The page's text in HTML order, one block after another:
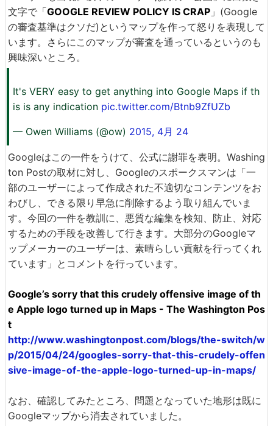
文字で「GOOGLE REVIEW POLICY IS CRAP 」(Google
の審査基準はクソだ)というマップを作って怒りを表現して
います。さらにこのマップが審査を通っているというのも
興味深いところ。
It's VERY easy to get anything into Google Maps if th
is is any indication pic.twitter.com/Btnb9ZfUZb
— Owen Williams (@ow) 2015, 4月 24
Googleはこの一件をうけて、公式に謝罪を表明。Washing
ton Postの取材に対し、Googleのスポークスマンは「一
部のユーザーによって作成された不適切なコンテンツをお
わびし、できる限り早急に削除するよう取り組んでいま
す。今回の一件を教訓に、悪質な編集を検知、防止、対応
するための手段を改善して行きます。大部分のGoogleマ
ップメーカーのユーザーは、素晴らしい貢献を行ってくれ
ています」とコメントを行っています。
Google’s sorry that this crudely offensive image of th
e Apple logo turned up in Maps - The Washington Pos
t
http://www.washingtonpost.com/blogs/the-switch/w
p/2015/04/24/googles-sorry-that-this-crudely-offen
sive-image-of-the-apple-logo-turned-up-in-maps/
なお、確認してみたところ、問題となっていた地形は既に
Googleマップから消去されていました。